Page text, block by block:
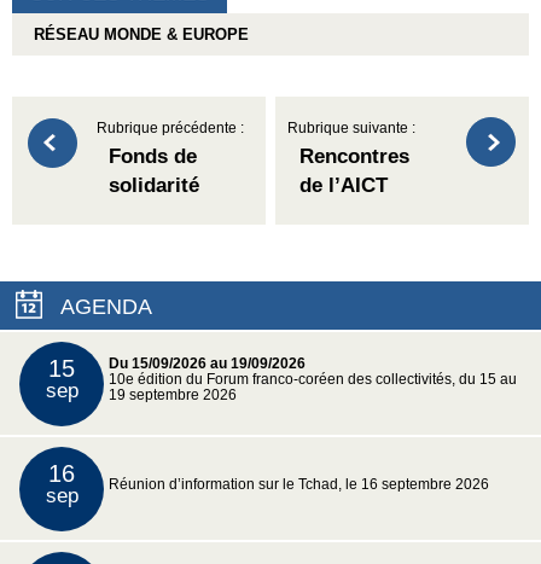
RÉSEAU MONDE & EUROPE
Rubrique précédente :
Fonds de
solidarité
Rubrique suivante :
Rencontres
de l’AICT
AGENDA
15
sep
Du 15/09/2026 au 19/09/2026
10e édition du Forum franco-coréen des collectivités, du 15 au
19 septembre 2026
16
sep Réunion d’information sur le Tchad, le 16 septembre 2026